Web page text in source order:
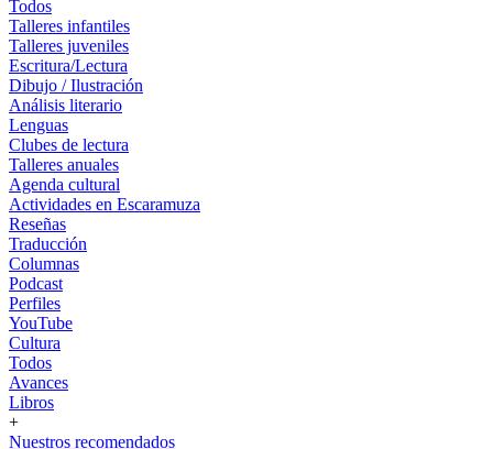
Todos
Talleres infantiles
Talleres juveniles
Escritura/Lectura
Dibujo / Ilustración
Análisis literario
Lenguas
Clubes de lectura
Talleres anuales
Agenda cultural
Actividades en Escaramuza
Reseñas
Traducción
Columnas
Podcast
Perfiles
YouTube
Cultura
Todos
Avances
Libros
+
Nuestros recomendados